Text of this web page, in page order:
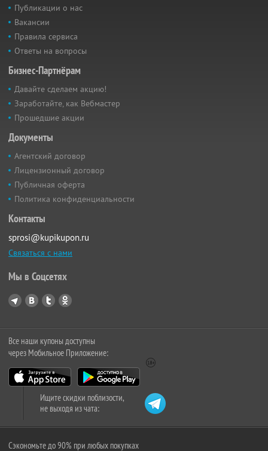
Публикации о нас
Вакансии
Правила сервиса
Ответы на вопросы
Бизнес-Партнёрам
Давайте сделаем акцию!
Заработайте, как Вебмастер
Прошедшие акции
Документы
Агентский договор
Лицензионный договор
Публичная оферта
Политика конфиденциальности
Контакты
sprosi@kupikupon.ru
Связаться с нами
Мы в Соцсетях
Все наши купоны доступны
через Мобильное Приложение:
Ищите скидки поблизости,
не выходя из чата:
Сэкономьте до 90% при любых покупках